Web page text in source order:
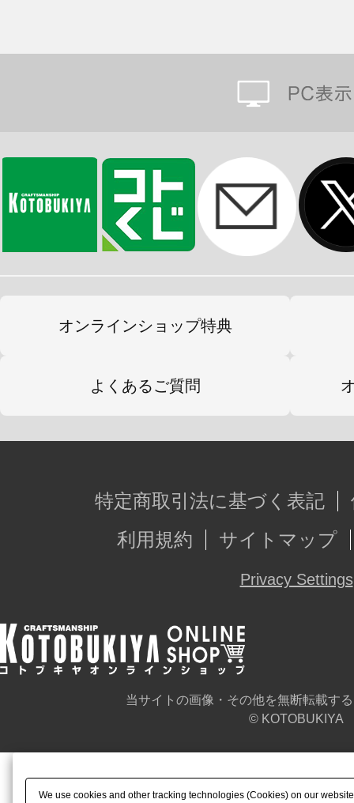
オンラインショップ特典
よくあるご質問
特定商取引法に基づく表記
利用規約
サイトマップ
Privacy Settings
当サイトの画像・その他を無断転載す
© KOTOBUKIYA
We use cookies and other tracking technologies (Cookies) on our